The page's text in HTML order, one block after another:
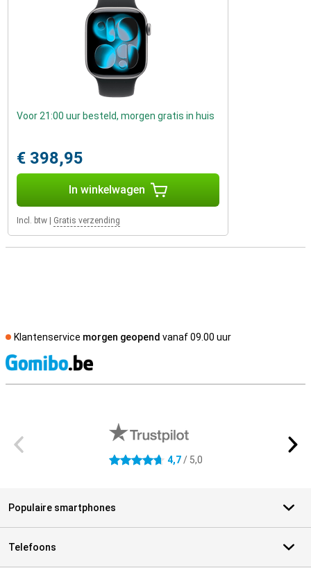
Voor 21:00 uur besteld, morgen gratis in huis
€ 398,95
In winkelwagen
Incl. btw Gratis verzending
Klantenservice morgen geopend vanaf 09.00 uur
4.7 sterren 4,7/ 5,0
Populaire smartphones
Telefoons